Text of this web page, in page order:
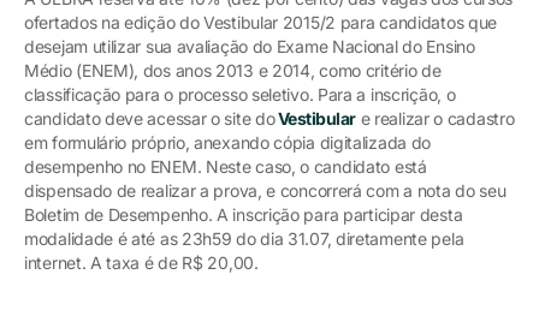
ofertados na edição do Vestibular 2015/2 para candidatos que
desejam utilizar sua avaliação do Exame Nacional do Ensino
Médio (ENEM), dos anos 2013 e 2014, como critério de
classificação para o processo seletivo. Para a inscrição, o
candidato deve acessar o site doVestibulare realizar o cadastro
em formulário próprio, anexando cópia digitalizada do
desempenho no ENEM. Neste caso, o candidato está
dispensado de realizar a prova, e concorrerá com a nota do seu
Boletim de Desempenho. A inscrição para participar desta
modalidade é até as 23h59 do dia 31.07, diretamente pela
internet. A taxa é de R$ 20,00.